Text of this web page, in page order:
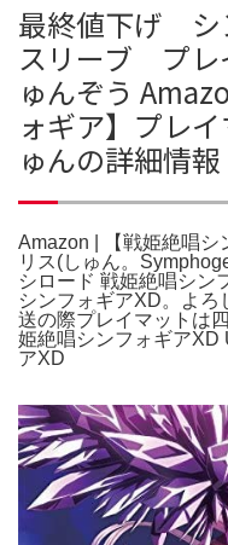
最終値下げ
スリーブ プ
ゅんぞう
ォギア】プレ
ゅんの詳細情報
Amazon | 【戦姫絶唱シ
リス(しゅん。
シロード 戦姫絶唱シン
シンフォギアXD。よろ
送の際プレイマットは
姫絶唱シンフォギアXD
アXD